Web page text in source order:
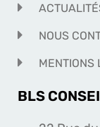
NOUS
MENTIONS
BLS